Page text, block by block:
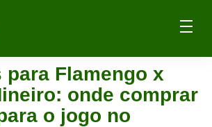
para Flamengo x
onde comprar
o jogo no